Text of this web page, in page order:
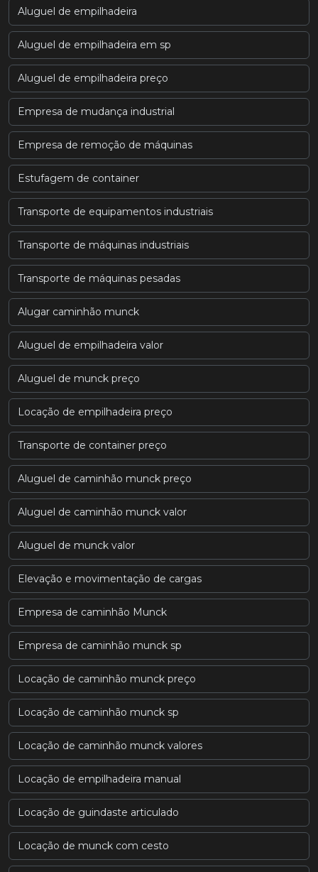
Aluguel de empilhadeira
Aluguel de empilhadeira em sp
Aluguel de empilhadeira preço
Empresa de mudança industrial
Empresa de remoção de máquinas
Estufagem de container
Transporte de equipamentos industriais
Transporte de máquinas industriais
Transporte de máquinas pesadas
Alugar caminhão munck
Aluguel de empilhadeira valor
Aluguel de munck preço
Locação de empilhadeira preço
Transporte de container preço
Aluguel de caminhão munck preço
Aluguel de caminhão munck valor
Aluguel de munck valor
Elevação e movimentação de cargas
Empresa de caminhão Munck
Empresa de caminhão munck sp
Locação de caminhão munck preço
Locação de caminhão munck sp
Locação de caminhão munck valores
Locação de empilhadeira manual
Locação de guindaste articulado
Locação de munck com cesto